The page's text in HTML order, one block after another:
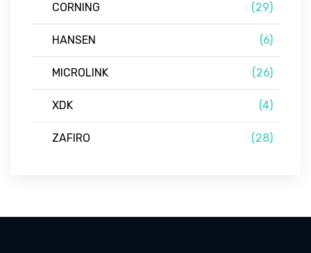
CORNING (29)
HANSEN (6)
MICROLINK (26)
XDK (4)
ZAFIRO (28)